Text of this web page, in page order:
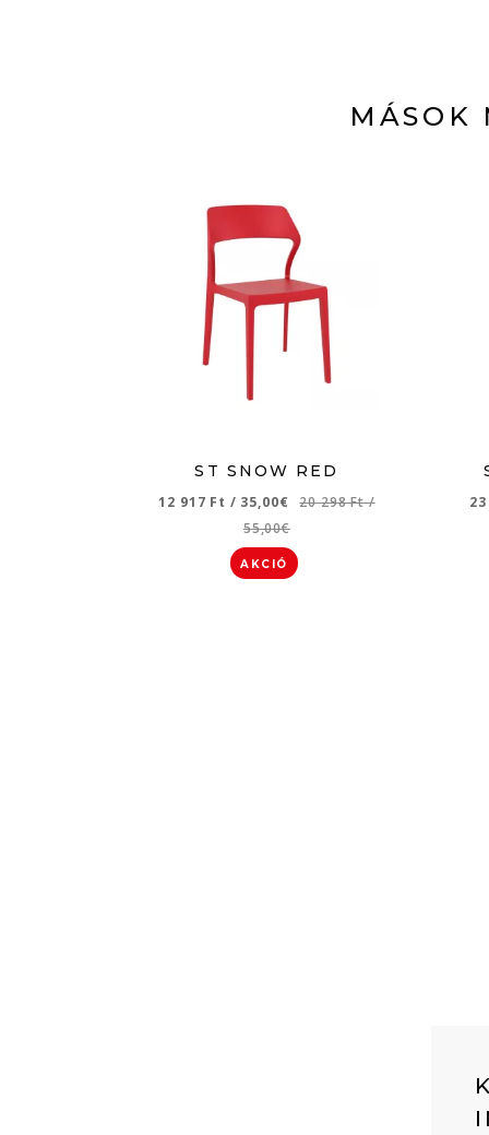
MÁSOK
ST SNOW RED
12 917 Ft / 35,00€ 20 298 Ft/
55,00€
AKCIÓ